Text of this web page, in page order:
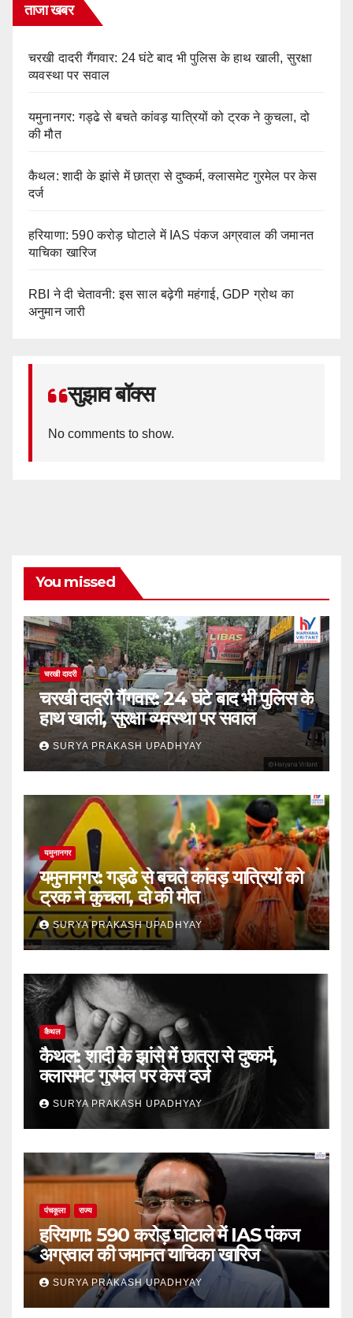
ताजा खबर
चरखी दादरी गैंगवार: 24 घंटे बाद भी पुलिस के हाथ खाली, सुरक्षा
व्यवस्था पर सवाल
यमुनानगर: गड्ढे से बचते कांवड़ यात्रियों को ट्रक ने कुचला, दो
की मौत
कैथल: शादी के झांसे में छात्रा से दुष्कर्म, क्लासमेट गुरमेल पर केस
दर्ज
हरियाणा: 590 करोड़ घोटाले में IAS पंकज अग्रवाल की जमानत
याचिका खारिज
RBI ने दी चेतावनी: इस साल बढ़ेगी महंगाई, GDP ग्रोथ का
अनुमान जारी
सुझाव बॉक्स
No comments to show.
You missed
चरखी दादरी
चरखी दादरी गैंगवार: 24 घंटे बाद भी पुलिस के
हाथ खाली, सुरक्षा व्यवस्था पर सवाल
SURYA PRAKASH UPADHYAY
यमुनानगर
यमुनानगर: गड्ढे से बचते कांवड़ यात्रियों को
ट्रक ने कुचला, दो की मौत
SURYA PRAKASH UPADHYAY
कैथल
कैथल: शादी के झांसे में छात्रा से दुष्कर्म,
क्लासमेट गुरमेल पर केस दर्ज
SURYA PRAKASH UPADHYAY
पंचकूला राज्य
हरियाणा: 590 करोड़ घोटाले में IAS पंकज
अग्रवाल की जमानत याचिका खारिज
SURYA PRAKASH UPADHYAY